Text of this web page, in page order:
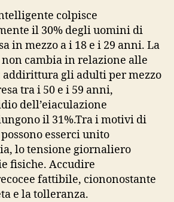
colpisce
il 30% degli uomini di
in mezzo a i 18 e i 29 anni. La
cambia in relazione alle
addirittura gli adulti per mezzo
tra i 50 e i 59 anni,
dell’eiaculazione
il 31%.Tra i motivi di
esserci unito
lo tensione giornaliero
fisiche. Accudire
fattibile, ciononostante
e la tolleranza.